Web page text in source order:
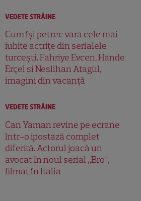
VEDETE STRĂINE
Cum își petrec vara cele mai
iubite actrițe din serialele
turcești. Fahriye Evcen, Hande
Erçel și Neslihan Atagül,
imagini din vacanță
VEDETE STRĂINE
Can Yaman revine pe ecrane
într-o ipostază complet
diferită. Actorul joacă un
avocat în noul serial „Bro”,
filmat în Italia